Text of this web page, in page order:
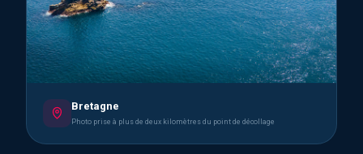
Bretagne
Photo prise à plus de deux kilomètres du point de décollage